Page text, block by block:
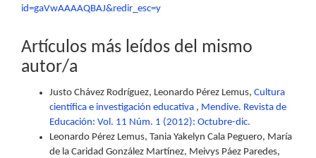
id=gaVwAAAAQBAJ&redir_esc=y
Artículos más leídos del mismo
autor/a
Justo Chávez Rodríguez, Leonardo Pérez Lemus, Cultura
científica e investigación educativa , Mendive. Revista de
Educación: Vol. 11 Núm. 1 (2012): Octubre-dic.
Leonardo Pérez Lemus, Tania Yakelyn Cala Peguero, María
de la Caridad González Martínez, Meivys Páez Paredes,